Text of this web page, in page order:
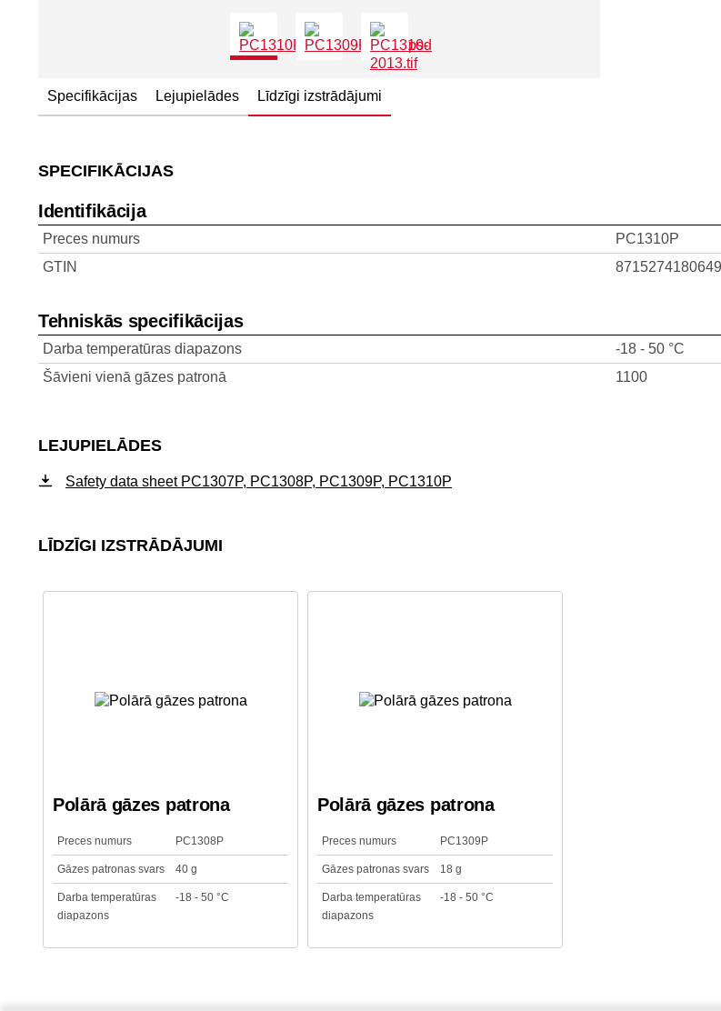
Specifikācijas Lejupielādes Līdzīgi izstrādājumi
SPECIFIKĀCIJAS
Identifikācija
Preces numurs
PC1310P
GTIN
8715274180649
Tehniskās specifikācijas
Darba temperatūras diapazons
-18 - 50 °C
Šāvieni vienā gāzes patronā
1100
LEJUPIELĀDES
Safety data sheet PC1307P, PC1308P, PC1309P, PC1310P
LĪDZĪGI IZSTRĀDĀJUMI
Polārā gāzes patrona
Preces numurs PC1308P
Gāzes patronas svars 40 g
Darba temperatūras
diapazons
-18 - 50 °C
Polārā gāzes patrona
Preces numurs PC1309P
Gāzes patronas svars 18 g
Darba temperatūras
diapazons
-18 - 50 °C